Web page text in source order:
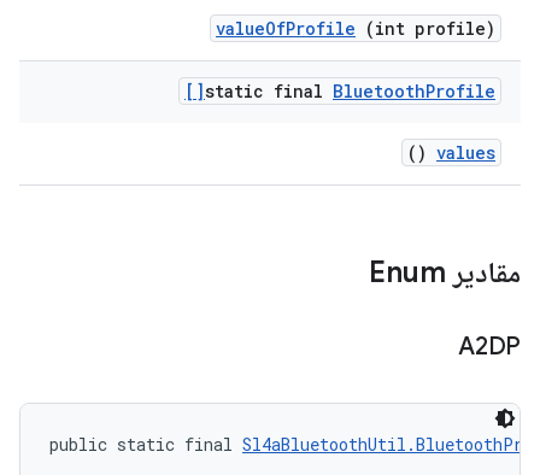
valueOfProfile (int profile)
static final BluetoothProfile[]
values
()
مقادیر Enum
A2DP
public static final